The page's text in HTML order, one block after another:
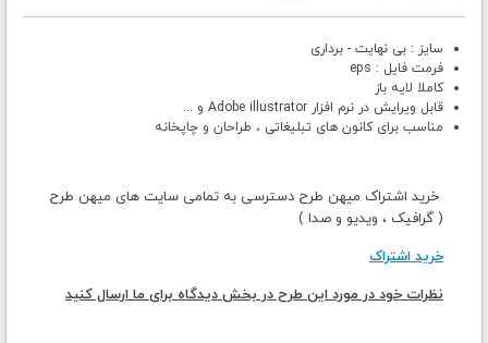
سایز : بی نهایت - برداری
فرمت فایل : eps
کاملا لایه باز
قابل ویرایش در نرم افزار Adobe illustrator و ...
مناسب برای کانون های تبلیغاتی ، طراحان و چاپخانه
خرید اشتراک میهن طرح دسترسی به تمامی سایت های میهن طرح
( گرافیک ، ویدیو و صدا )
خرید اشتراک
نظرات خود در مورد این طرح در بخش دیدگاه برای ما ارسال کنید